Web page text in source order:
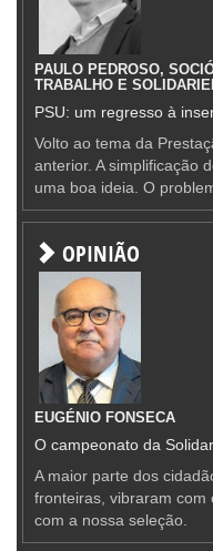
PAULO PEDROSO,
TRABALHO E
PSU: um regresso à
Volto ao tema da
anterior. A simplificação
uma boa ideia. O
OPINIÃO
EUGÉNIO FONSECA
O campeonato da
A maior parte dos
fronteiras, vibraram com
com a nossa seleção.